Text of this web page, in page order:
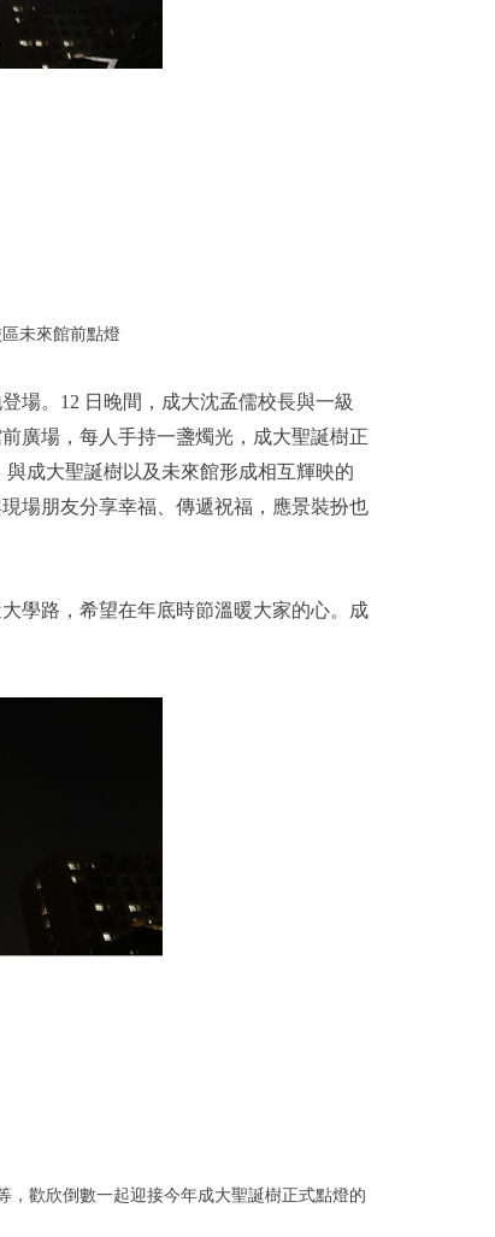
未來館前點燈
場。12 日晚間，成大沈孟儒校長與一級
廣場，每人手持一盞燭光，成大聖誕樹正
成大聖誕樹以及未來館形成相互輝映的
場朋友分享幸福、傳遞祝福，應景裝扮也
學路，希望在年底時節溫暖大家的心。成
，歡欣倒數一起迎接今年成大聖誕樹正式點燈的